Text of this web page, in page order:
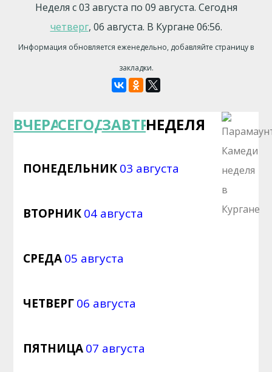
Неделя с 03 августа по 09 августа. Сегодня
четверг, 06 августа. В Кургане 06:56.
Информация обновляется еженедельно, добавляйте страницу в
закладки.
ВЧЕРАСЕГОДНЯЗАВТРАНЕДЕЛЯ
ПОНЕДЕЛЬНИК03 августа
ВТОРНИК04 августа
СРЕДА05 августа
ЧЕТВЕРГ06 августа
ПЯТНИЦА07 августа